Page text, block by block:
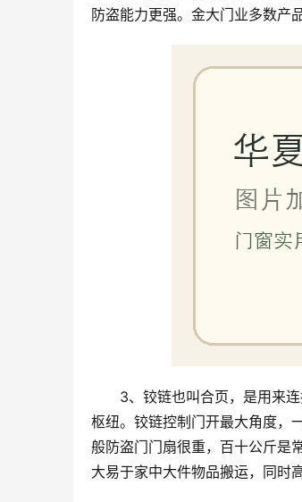
防盗能力更强。金大门业多数产
3、铰链也叫合页，是用来
枢纽。铰链控制门开最大角度，
般防盗门门扇很重，百十公斤是
大易于家中大件物品搬运，同时